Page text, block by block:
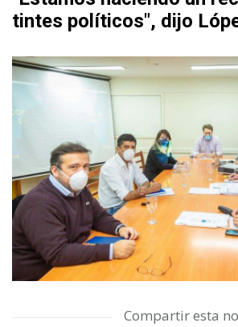
tintes políticos", dijo
Compartir esta